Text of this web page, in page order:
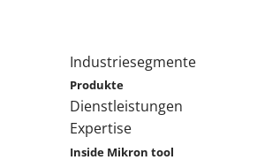
Main navigation
Industriesegmente
Produkte
Dienstleistungen
Expertise
Inside Mikron tool